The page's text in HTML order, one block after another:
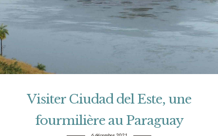
Visiter Ciudad del Este, une
fourmilière au Paraguay